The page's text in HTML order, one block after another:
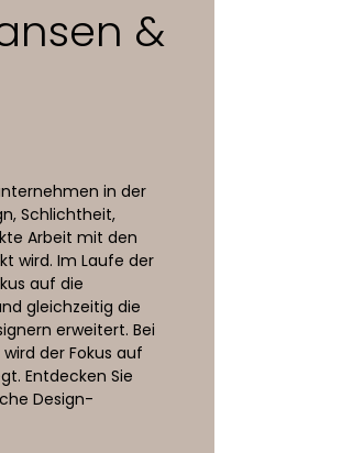
&
in der
Schlichtheit,
Arbeit mit den
wird. Im Laufe der
auf die
gleichzeitig die
erweitert. Bei
der Fokus auf
Entdecken Sie
Design-